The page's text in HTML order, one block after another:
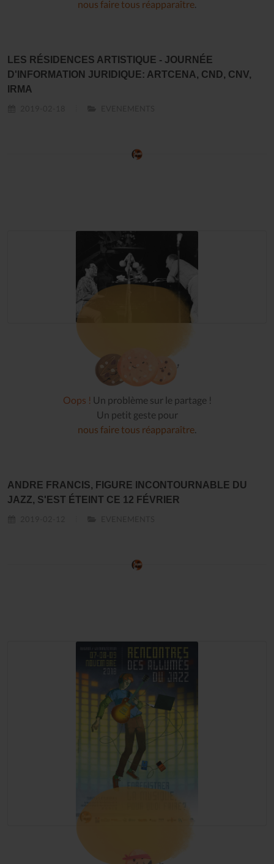
nous faire tous réapparaître
LES RÉSIDENCES ARTISTIQUE - JOURNÉE
D'INFORMATION JURIDIQUE: ARTCENA, CND, CNV,
IRMA
Oops ! Un problème sur le partage !
Un petit geste pour
nous faire tous réapparaître
ANDRE FRANCIS, FIGURE INCONTOURNABLE DU
JAZZ, S'EST ÉTEINT CE 12 FÉVRIER